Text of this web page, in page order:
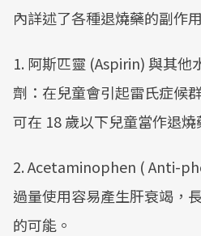
內詳述了各種退燒藥的副作
1. 阿斯匹靈 (Aspirin) 與其
劑：在兒童會引起雷氏症候
可在 18 歲以下兒童當作退燒
2. Acetaminophen ( Anti-
過量使用容易產生肝衰竭，
的可能。